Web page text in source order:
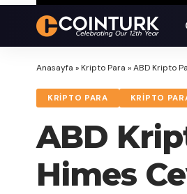
Anasayfa »Kripto Para »ABD Kripto
KRIPTO PARA KRIPTO
ABD
Himes